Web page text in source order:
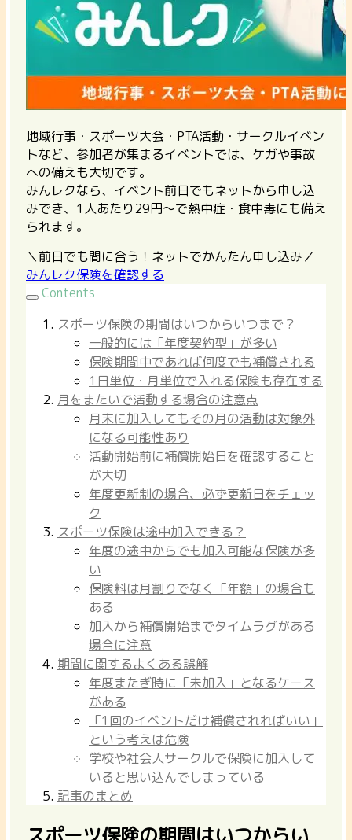
地域行事・スポーツ大会・PTA活動・サークルイベン
トなど、参加者が集まるイベントでは、ケガや事故
への備えも大切です。
みんレクなら、イベント前日でもネットから申し込
みでき、1人あたり29円〜で熱中症・食中毒にも備え
られます。
＼前日でも間に合う！ネットでかんたん申し込み／
みんレク保険を確認する
Contents
スポーツ保険の期間はいつからいつまで？
一般的には「年度契約型」が多い
保険期間中であれば何度でも補償される
1日単位・月単位で入れる保険も存在する
月をまたいで活動する場合の注意点
月末に加入してもその月の活動は対象外
になる可能性あり
活動開始前に補償開始日を確認すること
が大切
年度更新制の場合、必ず更新日をチェッ
ク
スポーツ保険は途中加入できる？
年度の途中からでも加入可能な保険が多
い
保険料は月割りでなく「年額」の場合も
ある
加入から補償開始までタイムラグがある
場合に注意
期間に関するよくある誤解
年度またぎ時に「未加入」となるケース
がある
「1回のイベントだけ補償されればいい」
という考えは危険
学校や社会人サークルで保険に加入して
いると思い込んでしまっている
記事のまとめ